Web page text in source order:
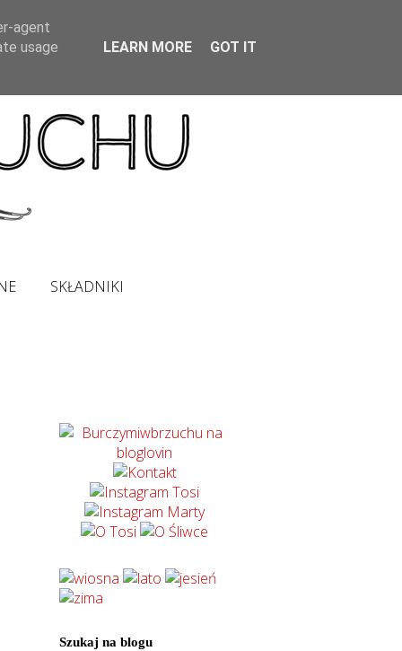
SKŁADNIKI
Szukaj na blogu
agent
usage
LEARN MORE GOT IT